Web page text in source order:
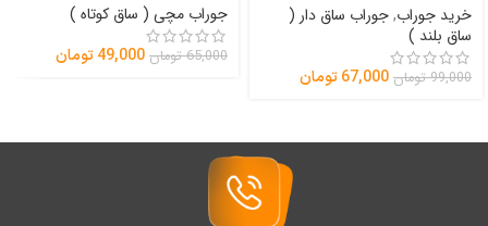
خرید جوراب,جوراب ساق دار (
ساق بلند )
99,000 تومان 67,000تومان
جوراب مچی ( ساق کوتاه )
65,000 تومان 49,000تومان